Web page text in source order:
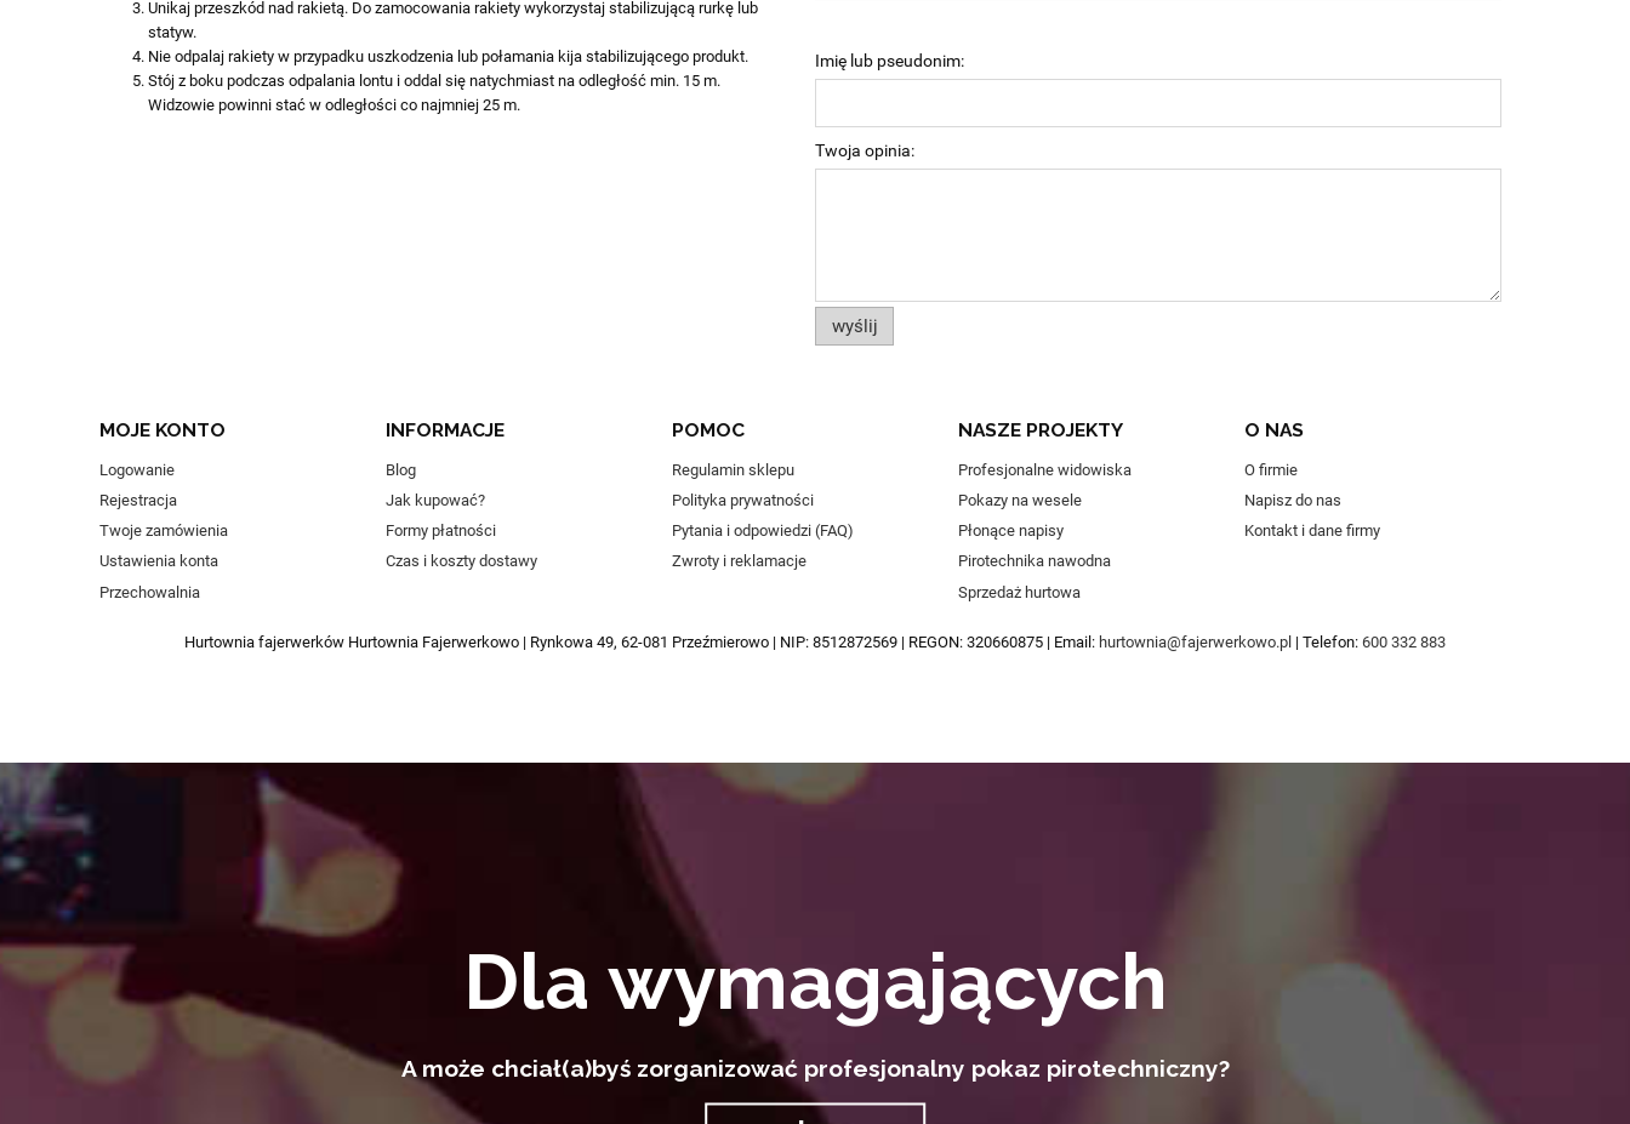
Unikaj przeszkód nad rakietą. Do zamocowania rakiety wykorzystaj stabilizującą rurkę lub
statyw.
Nie odpalaj rakiety w przypadku uszkodzenia lub połamania kija stabilizującego produkt.
Stój z boku podczas odpalania lontu i oddal się natychmiast na odległość min. 15 m.
Widzowie powinni stać w odległości co najmniej 25 m.
Imię lub pseudonim:
Twoja opinia:
wyślij
MOJE KONTO
Logowanie
Rejestracja
Twoje zamówienia
Ustawienia konta
Przechowalnia
INFORMACJE
Blog
Jak kupować?
Formy płatności
Czas i koszty dostawy
POMOC
Regulamin sklepu
Polityka prywatności
Pytania i odpowiedzi (FAQ)
Zwroty i reklamacje
NASZE PROJEKTY
Profesjonalne widowiska
Pokazy na wesele
Płonące napisy
Pirotechnika nawodna
Sprzedaż hurtowa
O NAS
O firmie
Napisz do nas
Kontakt i dane firmy
Hurtownia fajerwerków Hurtownia Fajerwerkowo | Rynkowa 49, 62-081 Przeźmierowo | NIP: 8512872569 | REGON: 320660875 | Email: hurtownia@fajerwerkowo.pl | Telefon: 600 332 883
Dla wymagających
A może chciał(a)byś zorganizować profesjonalny pokaz pirotechniczny?